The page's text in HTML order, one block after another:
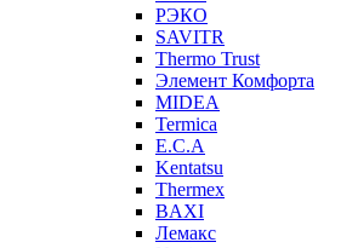
РЭКО
SAVITR
Thermo Trust
Элемент Комфорта
MIDEA
Termica
E.C.A
Kentatsu
Thermex
BAXI
Лемакс